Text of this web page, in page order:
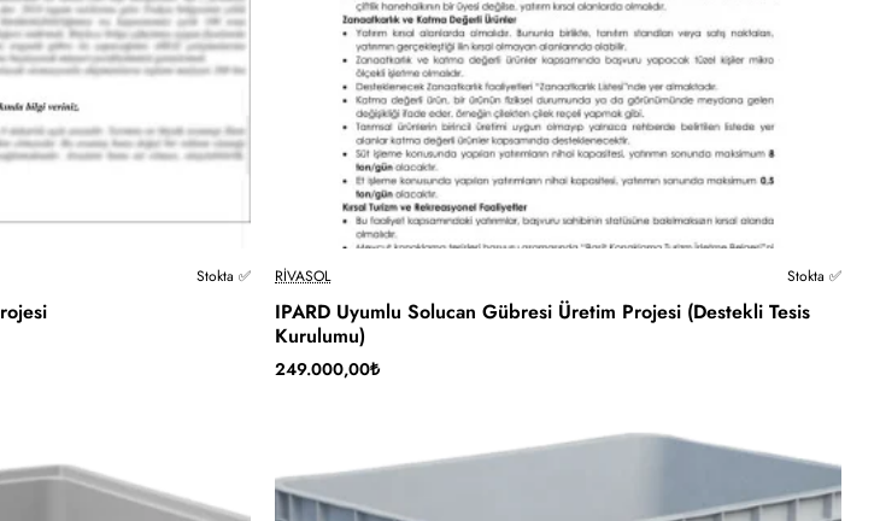
Stokta ✅ RIVASOL Stokta ✅
IPARD Uyumlu Solucan Gübresi Üretim Projesi (Destekli Tesis
Kurulumu)
249.000,00₺